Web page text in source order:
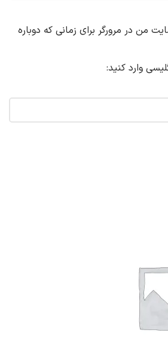
من در مرورگر برای زمانی که دوباره
وارد کنید: